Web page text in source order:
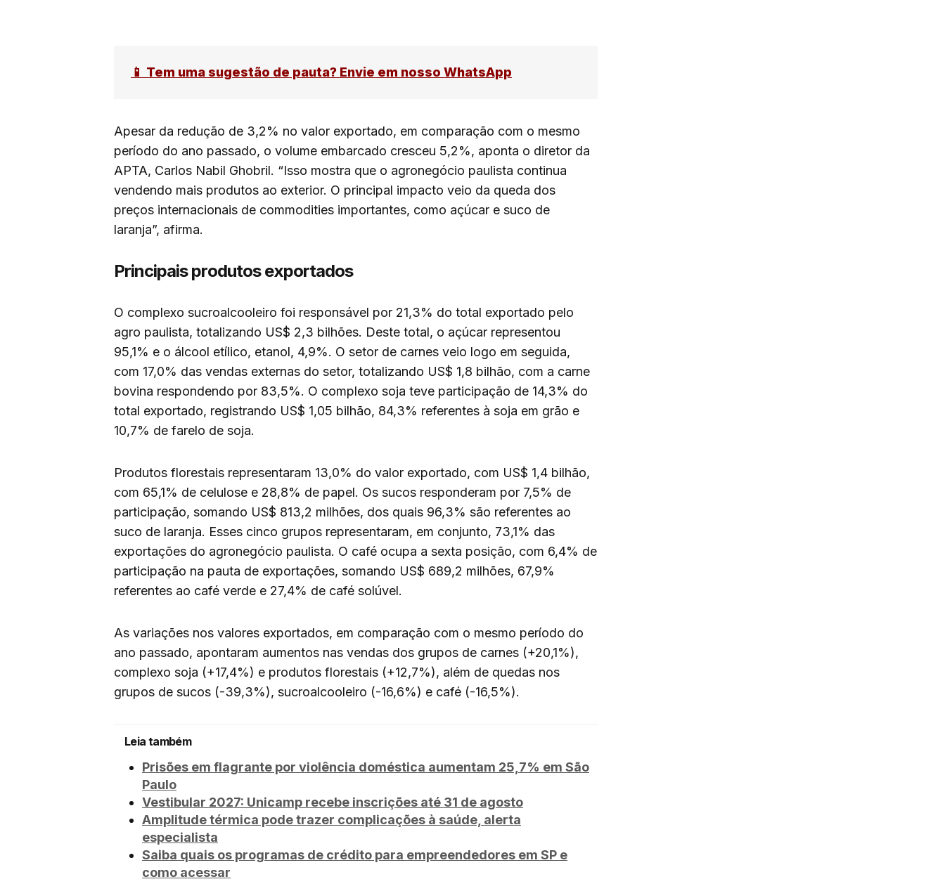
📱 Tem uma sugestão de pauta? Envie em nosso WhatsApp
Apesar da redução de 3,2% no valor exportado, em comparação com o mesmo
período do ano passado, o volume embarcado cresceu 5,2%, aponta o diretor da
APTA, Carlos Nabil Ghobril. “Isso mostra que o agronegócio paulista continua
vendendo mais produtos ao exterior. O principal impacto veio da queda dos
preços internacionais de commodities importantes, como açúcar e suco de
laranja”, afirma.
Principais produtos exportados
O complexo sucroalcooleiro foi responsável por 21,3% do total exportado pelo
agro paulista, totalizando US$ 2,3 bilhões. Deste total, o açúcar representou
95,1% e o álcool etílico, etanol, 4,9%. O setor de carnes veio logo em seguida,
com 17,0% das vendas externas do setor, totalizando US$ 1,8 bilhão, com a carne
bovina respondendo por 83,5%. O complexo soja teve participação de 14,3% do
total exportado, registrando US$ 1,05 bilhão, 84,3% referentes à soja em grão e
10,7% de farelo de soja.
Produtos florestais representaram 13,0% do valor exportado, com US$ 1,4 bilhão,
com 65,1% de celulose e 28,8% de papel. Os sucos responderam por 7,5% de
participação, somando US$ 813,2 milhões, dos quais 96,3% são referentes ao
suco de laranja. Esses cinco grupos representaram, em conjunto, 73,1% das
exportações do agronegócio paulista. O café ocupa a sexta posição, com 6,4% de
participação na pauta de exportações, somando US$ 689,2 milhões, 67,9%
referentes ao café verde e 27,4% de café solúvel.
As variações nos valores exportados, em comparação com o mesmo período do
ano passado, apontaram aumentos nas vendas dos grupos de carnes (+20,1%),
complexo soja (+17,4%) e produtos florestais (+12,7%), além de quedas nos
grupos de sucos (-39,3%), sucroalcooleiro (-16,6%) e café (-16,5%).
Leia também
Prisões em flagrante por violência doméstica aumentam 25,7% em São
Paulo
Vestibular 2027: Unicamp recebe inscrições até 31 de agosto
Amplitude térmica pode trazer complicações à saúde, alerta
especialista
Saiba quais os programas de crédito para empreendedores em SP e
como acessar